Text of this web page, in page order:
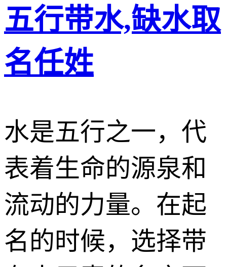
五行带水,缺水取
名任姓
水是五行之一，代
表着生命的源泉和
流动的力量。在起
名的时候，选择带